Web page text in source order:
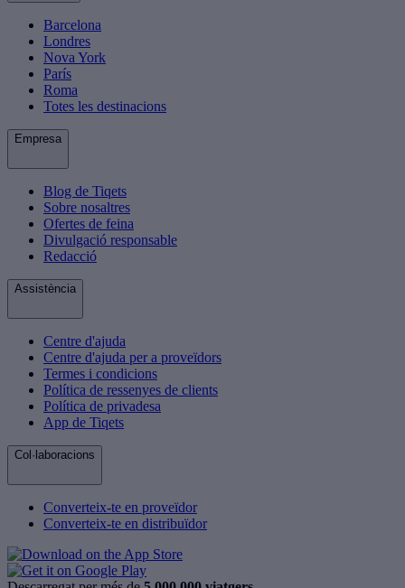
Barcelona
Londres
Nova York
París
Roma
Totes les destinacions
Empresa
Blog de Tiqets
Sobre nosaltres
Ofertes de feina
Divulgació responsable
Redacció
Assistència
Centre d'ajuda
Centre d'ajuda per a proveïdors
Termes i condicions
Política de ressenyes de clients
Política de privadesa
App de Tiqets
Col·laboracions
Converteix-te en proveïdor
Converteix-te en distribuïdor